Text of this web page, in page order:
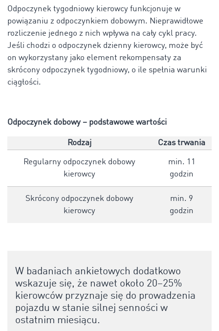
Odpoczynek tygodniowy kierowcy funkcjonuje w
powiązaniu z odpoczynkiem dobowym. Nieprawidłowe
rozliczenie jednego z nich wpływa na cały cykl pracy.
Jeśli chodzi o odpoczynek dzienny kierowcy, może być
on wykorzystany jako element rekompensaty za
skrócony odpoczynek tygodniowy, o ile spełnia warunki
ciągłości.
Odpoczynek dobowy – podstawowe wartości
Rodzaj Czas trwania
Regularny odpoczynek dobowy
kierowcy
min. 11
godzin
Skrócony odpoczynek dobowy
kierowcy
min. 9
godzin
W badaniach ankietowych dodatkowo
wskazuje się, że nawet około 20–25%
kierowców przyznaje się do prowadzenia
pojazdu w stanie silnej senności w
ostatnim miesiącu.